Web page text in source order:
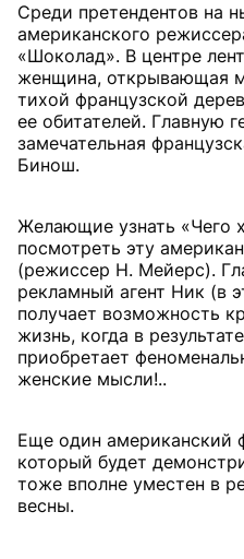
Среди претендентов на
американского
«Шоколад». В центре
женщина, открывающая
тихой французской
ее обитателей. Главную
замечательная
Бинош.
Желающие узнать «Чего
посмотреть эту
(режиссер Н. Мейерс).
рекламный агент Ник (в
получает возможность
жизнь, когда в
приобретает
женские мысли!..
Еще один американский
который будет
тоже вполне уместен в
весны.